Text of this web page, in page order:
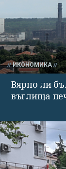
ИКОНОМИКА
Вярно ли
въглища